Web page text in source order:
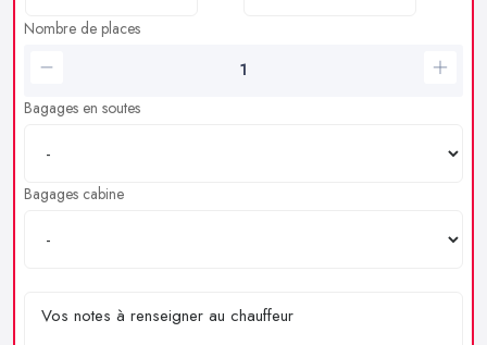
Nombre de places
Bagages en soutes
Bagages cabine